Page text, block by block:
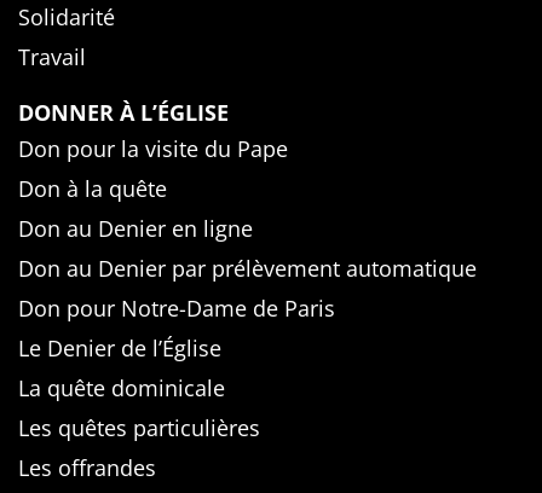
Solidarité
Travail
DONNER À L’ÉGLISE
Don pour la visite du Pape
Don à la quête
Don au Denier en ligne
Don au Denier par prélèvement automatique
Don pour Notre-Dame de Paris
Le Denier de l’Église
La quête dominicale
Les quêtes particulières
Les offrandes